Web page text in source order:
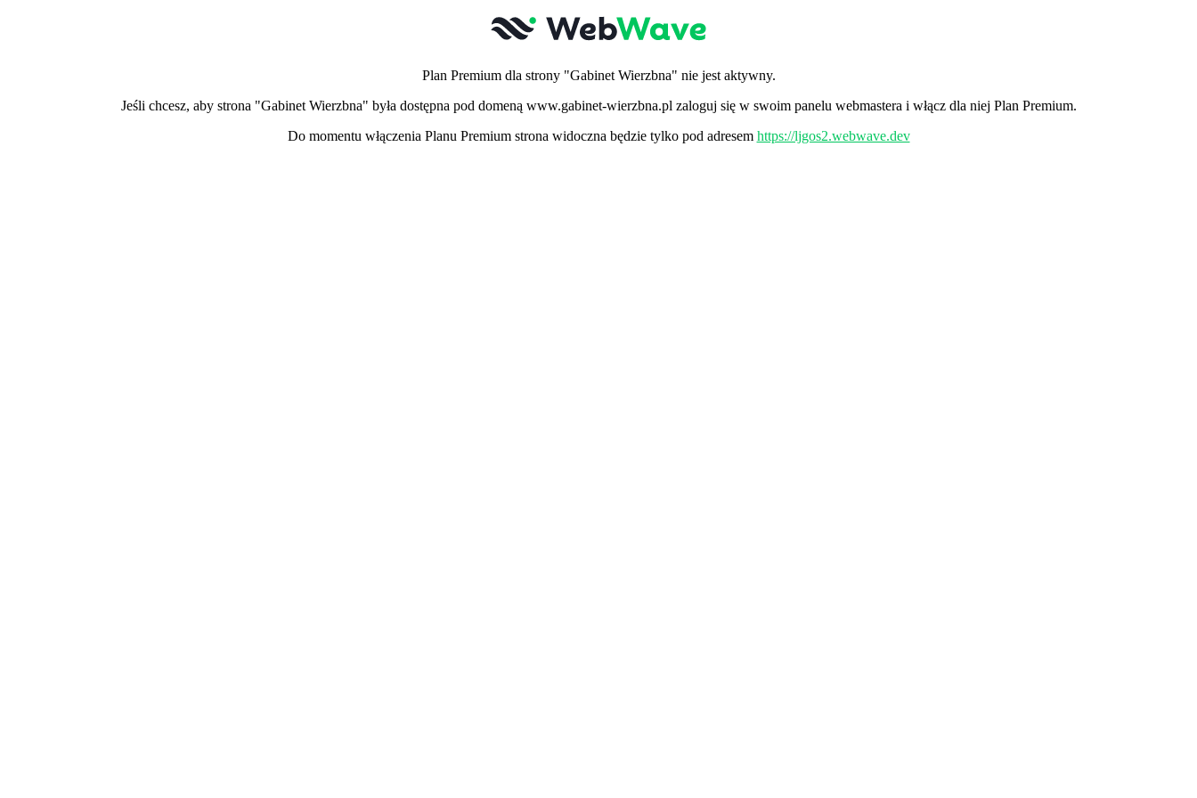
Plan Premium dla strony "Gabinet Wierzbna" nie jest aktywny.
Jeśli chcesz, aby strona "Gabinet Wierzbna" była dostępna pod domeną www.gabinet-wierzbna.pl zaloguj się w swoim panelu webmastera i włącz dla niej Plan Premium.
Do momentu włączenia Planu Premium strona widoczna będzie tylko pod adresem https://ljgos2.webwave.dev